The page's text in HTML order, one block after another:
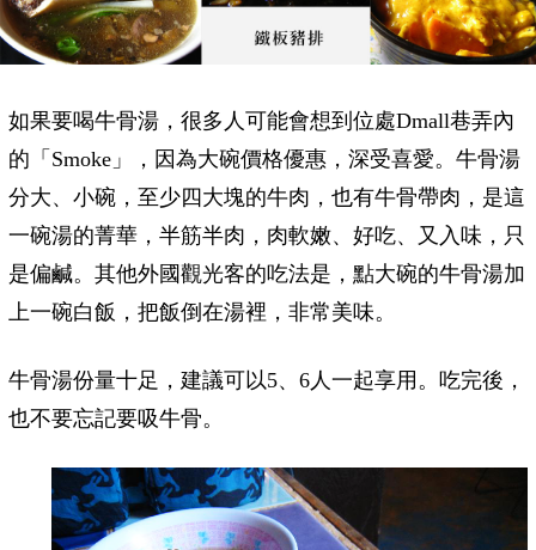
如果要喝牛骨湯，很多人可能會想到位處Dmall巷弄內
的「Smoke」，因為大碗價格優惠，深受喜愛。牛骨湯
分大、小碗，至少四大塊的牛肉，也有牛骨帶肉，是這
一碗湯的菁華，半筋半肉，肉軟嫩、好吃、又入味，只
是偏鹹。其他外國觀光客的吃法是，點大碗的牛骨湯加
上一碗白飯，把飯倒在湯裡，非常美味。
牛骨湯份量十足，建議可以5、6人一起享用。吃完後，
也不要忘記要吸牛骨。